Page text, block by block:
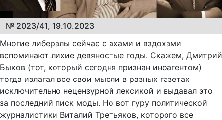
№ 2023/41, 19.10.2023
Многие либералы сейчас с ахами и вздохами
вспоминают лихие девяностые годы. Скажем, Дмитрий
Быков (тот, который сегодня признан иноагентом)
тогда излагал все свои мысли в разных газетах
исключительно нецензурной лексикой и выдавал это
за последний писк моды. Но вот гуру политической
журналистики Виталий Третьяков, которого все